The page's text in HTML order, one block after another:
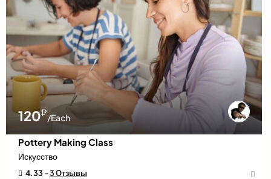
120₽/Each
Pottery Making Class
Искусство
4.33 -3 Отзывы